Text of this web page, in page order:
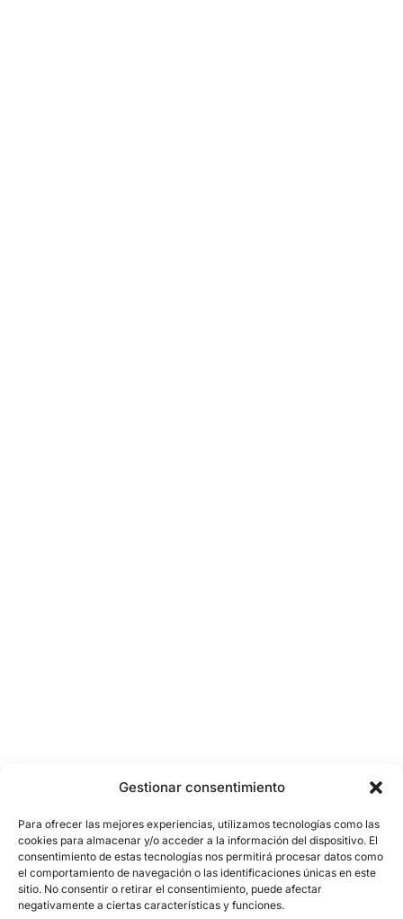
Gestionar consentimiento
Para ofrecer las mejores experiencias, utilizamos tecnologías como las
cookies para almacenar y/o acceder a la información del dispositivo. El
consentimiento de estas tecnologías nos permitirá procesar datos como
el comportamiento de navegación o las identificaciones únicas en este
sitio. No consentir o retirar el consentimiento, puede afectar
negativamente a ciertas características y funciones.